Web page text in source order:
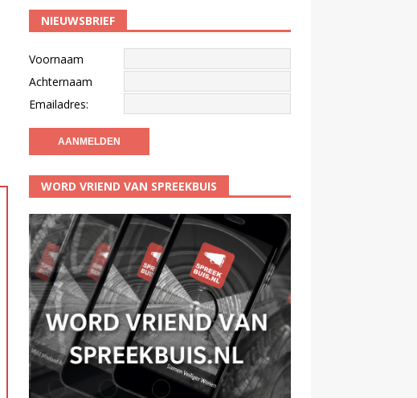
NIEUWSBRIEF
Voornaam
Achternaam
Emailadres:
WORD VRIEND VAN SPREEKBUIS